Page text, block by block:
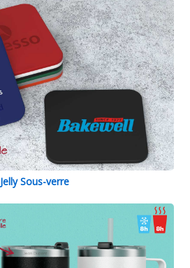
Jelly Sous-verre